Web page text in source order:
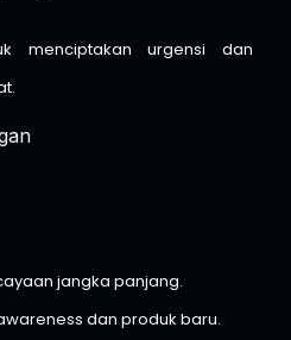
menciptakan urgensi dan
jangka panjang.
dan produk baru.